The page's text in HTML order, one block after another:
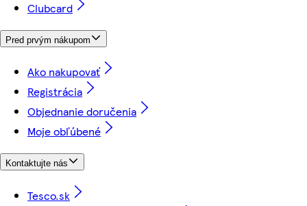
Clubcard
Pred prvým nákupom
Ako nakupovať
Registrácia
Objednanie doručenia
Moje obľúbené
Kontaktujte nás
Tesco.sk